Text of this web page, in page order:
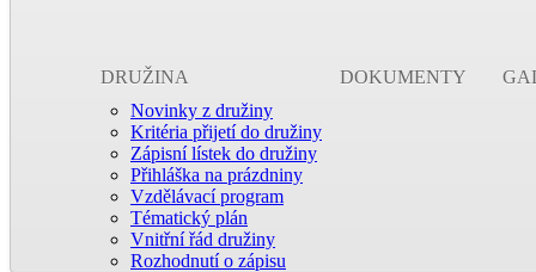
DRUŽINA
Novinky z družiny
Kritéria přijetí do družiny
Zápisní lístek do družiny
Přihláška na prázdniny
Vzdělávací program
Tématický plán
Vnitřní řád družiny
Rozhodnutí o zápisu
DOKUMENTY